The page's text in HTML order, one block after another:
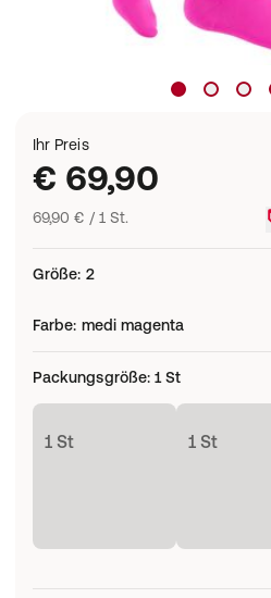
Ihr Preis
€ 69,90
69,90 € / 1 St.
Größe: 2
Farbe: medi magenta
Packungsgröße:1 St
1 St 1 St